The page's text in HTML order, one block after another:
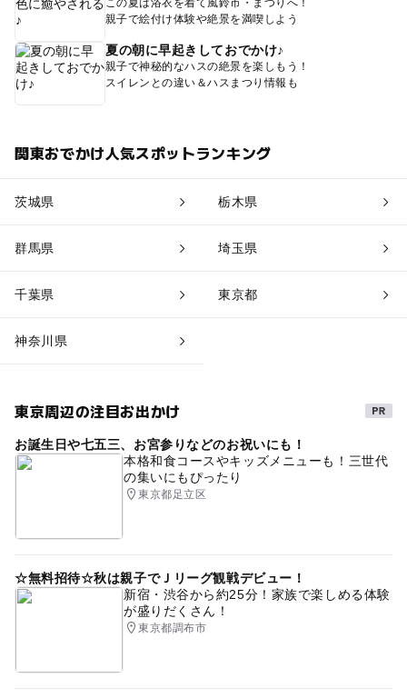
親子で絵付け体験や絶景を満喫しよう
夏の朝に早起きしておでかけ♪
親子で神秘的なハスの絶景を楽しもう！
スイレンとの違い＆ハスまつり情報も
関東おでかけ人気スポットランキング
茨城県 栃木県
群馬県 埼玉県
千葉県 東京都
神奈川県
東京周辺の注目お出かけ
お誕生日や七五三、お宮参りなどのお祝いにも！
本格和食コースやキッズメニューも！三世代
の集いにもぴったり
東京都足立区
☆無料招待☆秋は親子でＪリーグ観戦デビュー！
新宿・渋谷から約25分！家族で楽しめる体験
が盛りだくさん！
東京都調布市